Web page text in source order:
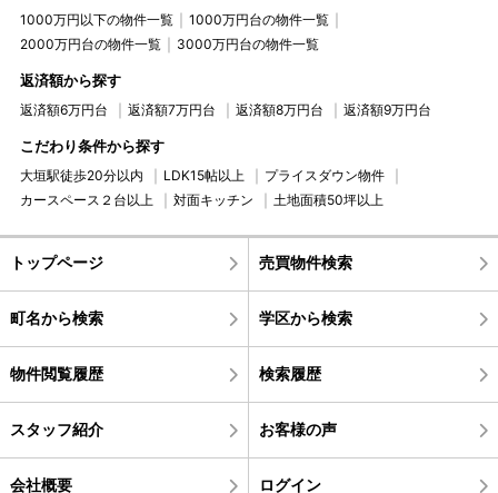
1000万円以下の物件一覧
1000万円台の物件一覧
2000万円台の物件一覧
3000万円台の物件一覧
返済額から探す
返済額6万円台 返済額7万円台 返済額8万円台 返済額9万円台
こだわり条件から探す
大垣駅徒歩20分以内 LDK15帖以上
プライスダウン物件
カースペース２台以上
対面キッチン 土地面積50坪以上
トップページ 売買物件検索
町名から検索 学区から検索
物件閲覧履歴 検索履歴
スタッフ紹介 お客様の声
会社概要 ログイン